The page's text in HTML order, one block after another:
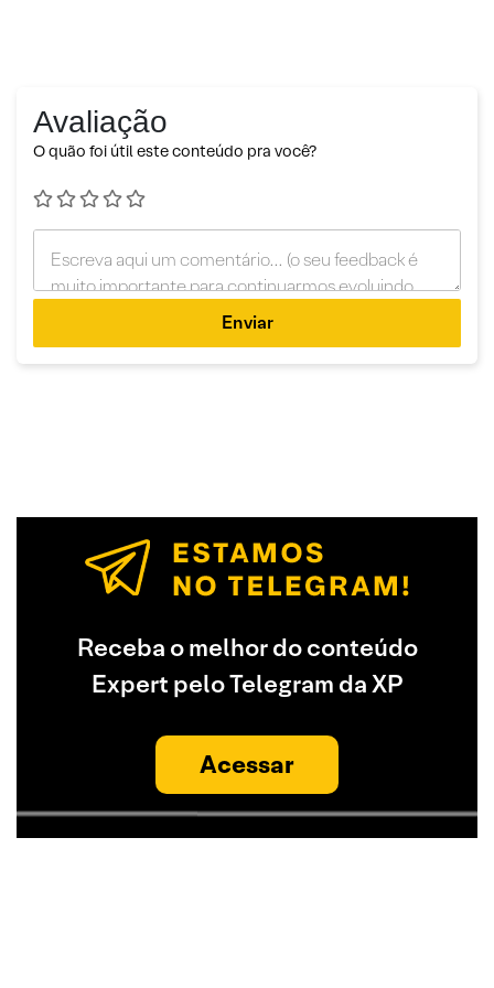
Avaliação
O quão foi útil este conteúdo pra você?
Enviar
Receba o melhor do conteúdo
Expert pelo Telegram da XP
Acessar